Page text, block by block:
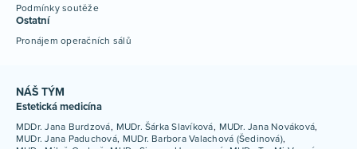
Podmínky soutěže
Ostatní
Pronájem operačních sálů
NÁŠ TÝM
Estetická medicína
MDDr. Jana Burdzová MUDr. Šárka Slavíková MUDr. Jana Nováková
MUDr. Jana Paduchová MUDr. Barbora Valachová (Šedinová)